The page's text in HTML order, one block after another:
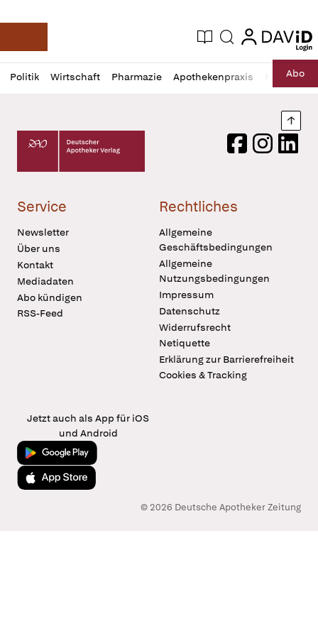
Deutsche Apotheker Zeitung
Aktuelle Ausgabe
Suche login
login
Politik Wirtschaft Pharmazie Apothekenpraxis RechtAbo
Profil
öffnen
Daz
Pur
Deutscher Apotheker Verlag Logo
FacebookInstagram
Service
Newsletter
Über uns
Kontakt
Mediadaten
Abo kündigen
RSS-Feed
Rechtliches
Allgemeine
Geschäftsbedingungen
Allgemeine
Nutzungsbedingungen
Impressum
Datenschutz
Widerrufsrecht
Netiquette
Erklärung zur Barrierefreiheit
Cookies & Tracking
Jetzt auch als App für iOS
und Android
Jetzt bei Google Play
Laden im App Store
© 2026 Deutsche Apotheker Zeitung